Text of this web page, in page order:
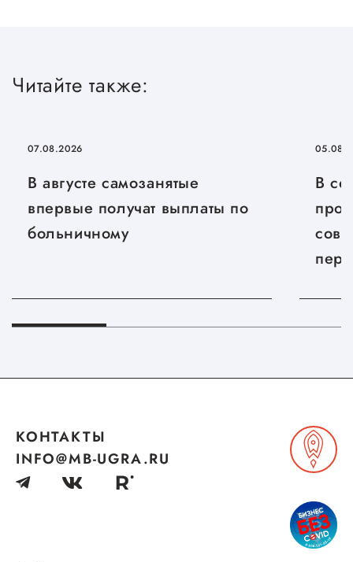
О фонде
Документы
Читайте также:
07.08.2026
В августе самозанятые
впервые получат выплаты по
больничному
В
КОНТАКТЫ
INFO@MB-UGRA.RU